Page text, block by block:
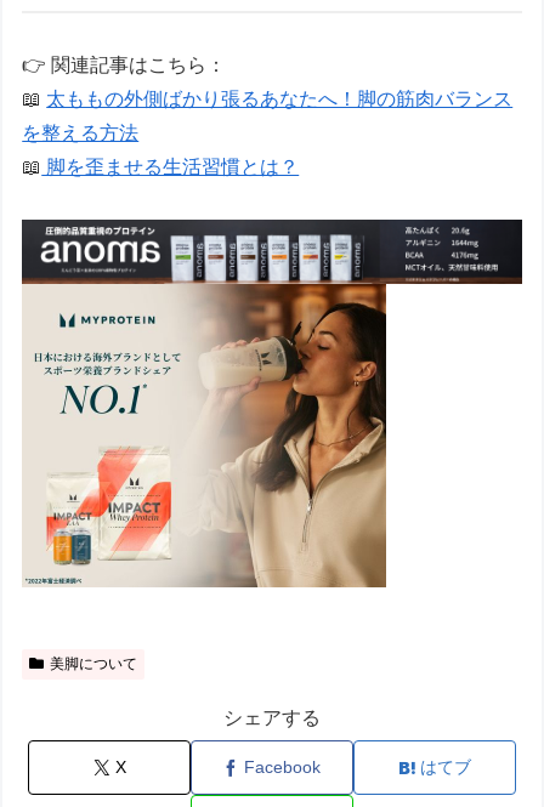
👉 関連記事はこちら：
📖 太ももの外側ばかり張るあなたへ！脚の筋肉バランス
を整える方法
📖 脚を歪ませる生活習慣とは？
美脚について
シェアする
X Facebook はてブ